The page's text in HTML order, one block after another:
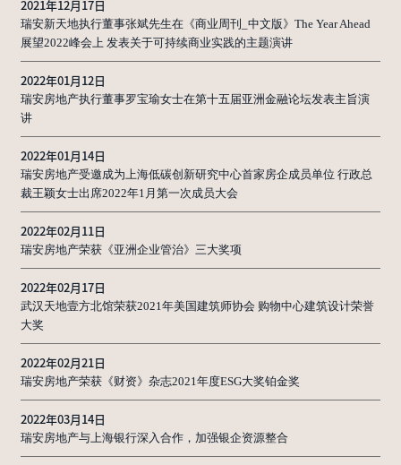
2021年12月17日
瑞安新天地执行董事张斌先生在《商业周刊_中文版》The Year Ahead
展望2022峰会上 发表关于可持续商业实践的主题演讲
2022年01月12日
瑞安房地产执行董事罗宝瑜女士在第十五届亚洲金融论坛发表主旨演
讲
2022年01月14日
瑞安房地产受邀成为上海低碳创新研究中心首家房企成员单位 行政总
裁王颖女士出席2022年1月第一次成员大会
2022年02月11日
瑞安房地产荣获《亚洲企业管治》三大奖项
2022年02月17日
武汉天地壹方北馆荣获2021年美国建筑师协会 购物中心建筑设计荣誉
大奖
2022年02月21日
瑞安房地产荣获《财资》杂志2021年度ESG大奖铂金奖
2022年03月14日
瑞安房地产与上海银行深入合作，加强银企资源整合